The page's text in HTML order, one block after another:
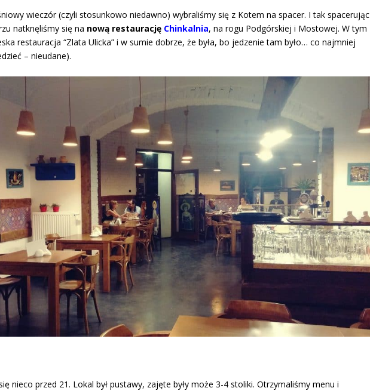
wieczór (czyli stosunkowo niedawno) wybraliśmy się z Kotem na spacer. I tak spacerując
natknęliśmy się na nową restaurację Chinkalnia, na rogu Podgórskiej i Mostowej. W tym
restauracja “Zlata Ulicka” i w sumie dobrze, że była, bo jedzenie tam było… co najmniej
– nieudane).
nieco przed 21. Lokal był pustawy, zajęte były może 3-4 stoliki. Otrzymaliśmy menu i